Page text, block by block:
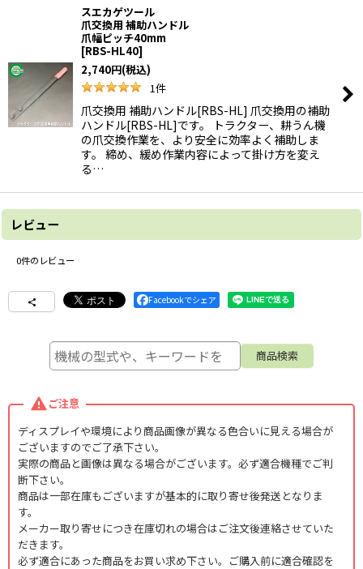
スエカゲツール
爪交換用 補助ハンドル
爪幅ピッチ40mm
[RBS-HL40]
2,740円(税込)
1件
爪交換用 補助ハンドル[RBS-HL] 爪交換用の補助
ハンドル[RBS-HL]です。 トラクター、耕うん機
の爪交換作業を、より安全に効率よく補助しま
す。 締め、緩め作業内容によって掛け方を変え
る…
レビュー
0件のレビュー
Facebookでシェア
ご注意
ディスプレイや環境により商品画像が異なる色合いに見える場合が
ございますのでご了承下さい。
実際の商品と画像は異なる場合がございます。必ず適合機種でご判
断下さい。
商品は一部在庫もございますが基本的に取り寄せ後発送となりま
す。
メーカー取り寄せにつき在庫切れの場合はご注文後連絡させていた
だきます。
必ず適合にあった商品をお買い求め下さい。ご購入前に適合確認を